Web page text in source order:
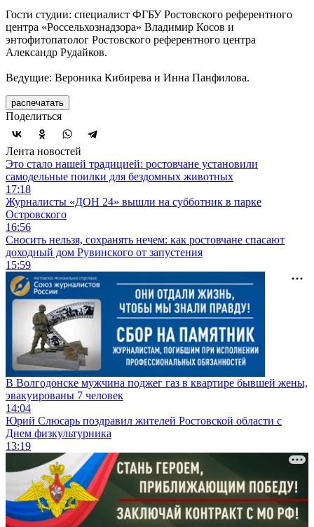
Гости студии: специалист ФГБУ Ростовского референтного
центра «Россельхознадзора» Владимир Косов и
энтофитопатолог Ростовского референтного центра
Александр Рудайков.
Ведущие: Вероника Кибирева и Инна Панфилова.
распечатать
Поделиться
Лента новостей
Это стало нашей традицией: ростовчане установили
самодельные поилки для бездомных животных
17:18
Журналисты «ДОН 24» вышли на субботник в парке
Островского
16:56
Сносить нельзя, сохранять нечем: как ростовчане спасают
доходный дом Рувинского от запустения
15:59
В Волгодонске мужчина поджег газ в квартире бывшей жены,
эвакуированы 7 человек
14:04
Юрий Слюсарь поздравил жителей Ростовской области с
Днем физкультурника
13:19